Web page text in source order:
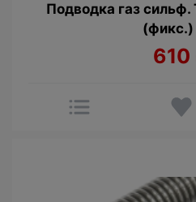
Подводка газ сильф.
610